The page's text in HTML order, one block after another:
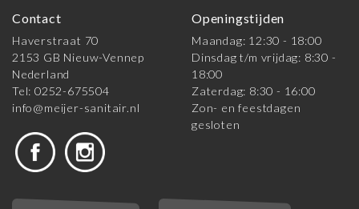
Contact
Haverstraat 70
2153 GB Nieuw-Vennep
Nederland
Tel: 0252-675504
info@meijer-sanitair.nl
Openingstijden
Maandag: 12:30 - 18:00
Dinsdag t/m vrijdag: 8:30 -
18:00
Zaterdag: 8:30 - 16:00
Zon- en feestdagen
gesloten